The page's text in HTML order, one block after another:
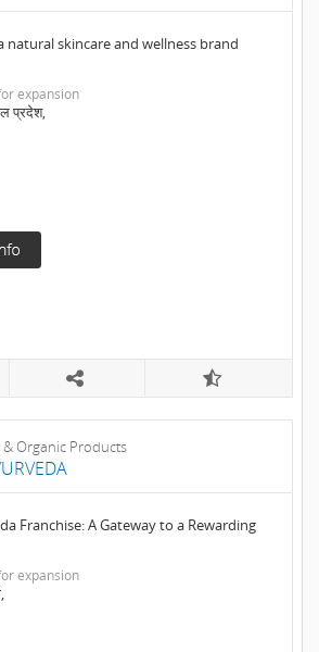
natural skincare and wellness brand
expansion
प्रदेश,
Organic Products
Franchise: A Gateway to a Rewarding
expansion